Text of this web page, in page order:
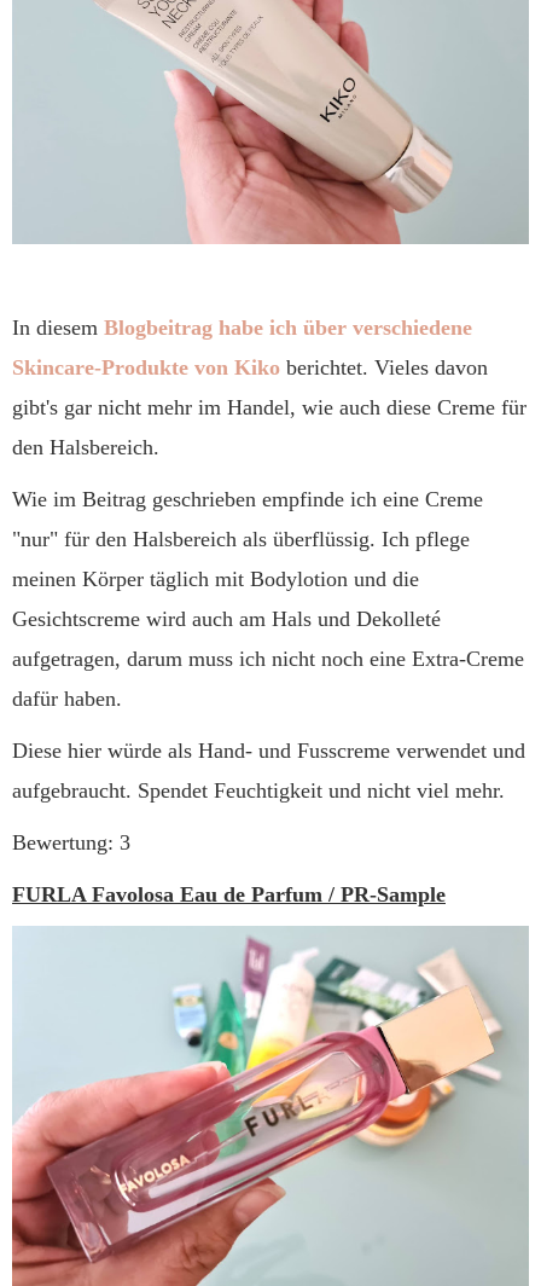
In diesem Blogbeitrag habe ich über verschiedene
Skincare-Produkte von Kiko berichtet. Vieles davon
gibt's gar nicht mehr im Handel, wie auch diese Creme für
den Halsbereich.
Wie im Beitrag geschrieben empfinde ich eine Creme
"nur" für den Halsbereich als überflüssig. Ich pflege
meinen Körper täglich mit Bodylotion und die
Gesichtscreme wird auch am Hals und Dekolleté
aufgetragen, darum muss ich nicht noch eine Extra-Creme
dafür haben.
Diese hier würde als Hand- und Fusscreme verwendet und
aufgebraucht. Spendet Feuchtigkeit und nicht viel mehr.
Bewertung: 3
FURLA Favolosa Eau de Parfum / PR-Sample